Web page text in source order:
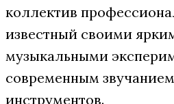
коллектив
известный своими
музыкальными
современным
инструментов.